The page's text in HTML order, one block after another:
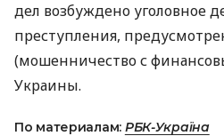
дел возбуждено уголовное
преступления,
(мошенничество с
Украины.
По материалам: РБК-Україна